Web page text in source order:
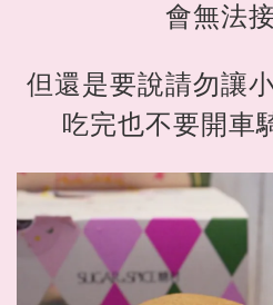
會無法
但還是要說請勿讓
吃完也不要開車